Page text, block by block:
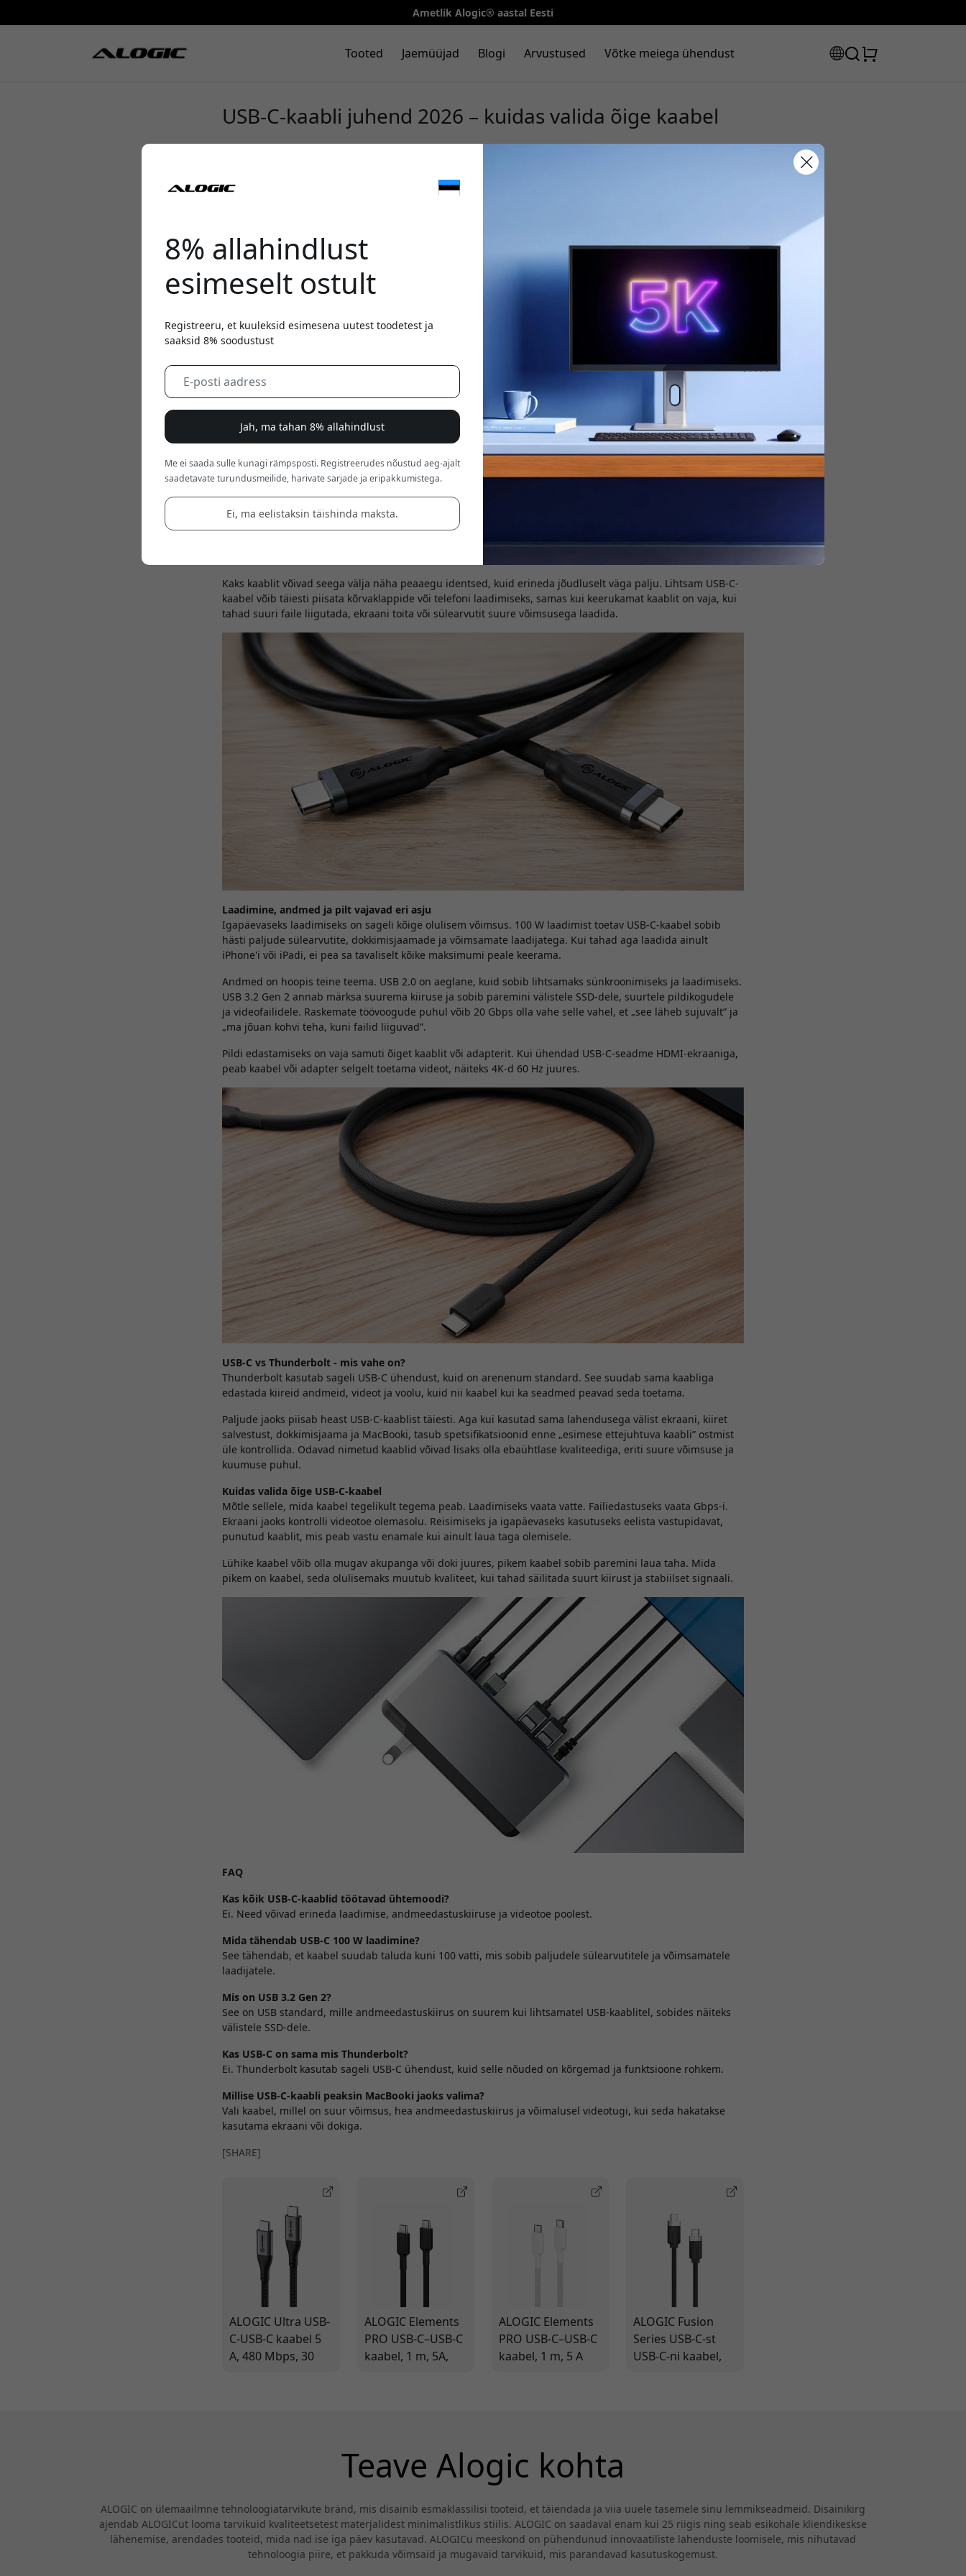
Ametlik Alogic® aastal Eesti
Tooted Jaemüüjad Blogi Arvustused Võtke meiega ühendust
USB-C-kaabli juhend 2026 – kuidas valida õige kaabel
May 22, 2026
USB-C näeb pealtnäha lihtne välja. Sama väike ühendus mõlemas otsas, pööratav ja mugav. Aga siin tuleb
klassikaline tehnika lõks: kõik USB-C-kaablid ei tee üht ja sama asja. Üks kaabel võib olla ideaalne telefoni
laadimiseks, samas kui teine tuleb toime välise SSD, ekraani, dokkimisjaama ja suure võimsusega MacBooki
jaoks.
Oluline on mõista, et USB-C kirjeldab ainult ühendust ennast. See ei ütle automaatselt, kui kiire kaabel on,
Kaks kaablit võivad seega välja näha peaaegu identsed, kuid erineda jõudluselt väga palju. Lihtsam USB-C-
kaabel võib täiesti piisata kõrvaklappide või telefoni laadimiseks, samas kui keerukamat kaablit on vaja, kui
tahad suuri faile liigutada, ekraani toita või sülearvutit suure võimsusega laadida.
Laadimine, andmed ja pilt vajavad eri asju
Igapäevaseks laadimiseks on sageli kõige olulisem võimsus. 100 W laadimist toetav USB-C-kaabel sobib
hästi paljude sülearvutite, dokkimisjaamade ja võimsamate laadijatega. Kui tahad aga laadida ainult
iPhone'i või iPadi, ei pea sa tavaliselt kõike maksimumi peale keerama.
Andmed on hoopis teine teema. USB 2.0 on aeglane, kuid sobib lihtsamaks sünkroonimiseks ja laadimiseks.
USB 3.2 Gen 2 annab märksa suurema kiiruse ja sobib paremini välistele SSD-dele, suurtele pildikogudele
ja videofailidele. Raskemate töövoogude puhul võib 20 Gbps olla vahe selle vahel, et „see läheb sujuvalt” ja
„ma jõuan kohvi teha, kuni failid liiguvad”.
Pildi edastamiseks on vaja samuti õiget kaablit või adapterit. Kui ühendad USB-C-seadme HDMI-ekraaniga,
peab kaabel või adapter selgelt toetama videot, näiteks 4K-d 60 Hz juures.
USB-C vs Thunderbolt - mis vahe on?
Thunderbolt kasutab sageli USB-C ühendust, kuid on arenenum standard. See suudab sama kaabliga
edastada kiireid andmeid, videot ja voolu, kuid nii kaabel kui ka seadmed peavad seda toetama.
Paljude jaoks piisab heast USB-C-kaablist täiesti. Aga kui kasutad sama lahendusega välist ekraani, kiiret
salvestust, dokkimisjaama ja MacBooki, tasub spetsifikatsioonid enne „esimese ettejuhtuva kaabli” ostmist
üle kontrollida. Odavad nimetud kaablid võivad lisaks olla ebaühtlase kvaliteediga, eriti suure võimsuse ja
kuumuse puhul.
Kuidas valida õige USB-C-kaabel
Mõtle sellele, mida kaabel tegelikult tegema peab. Laadimiseks vaata vatte. Failiedastuseks vaata Gbps-i.
Ekraani jaoks kontrolli videotoe olemasolu. Reisimiseks ja igapäevaseks kasutuseks eelista vastupidavat,
punutud kaablit, mis peab vastu enamale kui ainult laua taga olemisele.
Lühike kaabel võib olla mugav akupanga või doki juures, pikem kaabel sobib paremini laua taha. Mida
pikem on kaabel, seda olulisemaks muutub kvaliteet, kui tahad säilitada suurt kiirust ja stabiilset signaali.
FAQ
Kas kõik USB-C-kaablid töötavad ühtemoodi?
Ei. Need võivad erineda laadimise, andmeedastuskiiruse ja videotoe poolest.
Mida tähendab USB-C 100 W laadimine?
See tähendab, et kaabel suudab taluda kuni 100 vatti, mis sobib paljudele sülearvutitele ja võimsamatele
laadijatele.
Mis on USB 3.2 Gen 2?
See on USB standard, mille andmeedastuskiirus on suurem kui lihtsamatel USB-kaablitel, sobides näiteks
välistele SSD-dele.
Kas USB-C on sama mis Thunderbolt?
Ei. Thunderbolt kasutab sageli USB-C ühendust, kuid selle nõuded on kõrgemad ja funktsioone rohkem.
Millise USB-C-kaabli peaksin MacBooki jaoks valima?
Vali kaabel, millel on suur võimsus, hea andmeedastuskiirus ja võimalusel videotugi, kui seda hakatakse
kasutama ekraani või dokiga.
[SHARE]
ALOGIC Ultra USB-
C-USB-C kaabel 5
A, 480 Mbps, 30
ALOGIC Elements
PRO USB-C–USB-C
kaabel, 1 m, 5A,
ALOGIC Elements
PRO USB-C–USB-C
kaabel, 1 m, 5 A
ALOGIC Fusion
Series USB-C-st
USB-C-ni kaabel,
Teave Alogic kohta
ALOGIC on ülemaailmne tehnoloogiatarvikute bränd, mis disainib esmaklassilisi tooteid, et täiendada ja viia uuele tasemele sinu lemmikseadmeid. Disainikirg
ajendab ALOGICut looma tarvikuid kvaliteetsetest materjalidest minimalistlikus stiilis. ALOGIC on saadaval enam kui 25 riigis ning seab esikohale kliendikeskse
lähenemise, arendades tooteid, mida nad ise iga päev kasutavad. ALOGICu meeskond on pühendunud innovaatiliste lahenduste loomisele, mis nihutavad
tehnoloogia piire, et pakkuda võimsaid ja mugavaid tarvikuid, mis parandavad kasutuskogemust.
8% allahindlust
esimeselt ostult
Registreeru, et kuuleksid esimesena uutest toodetest ja
saaksid 8% soodustust
Jah, ma tahan 8% allahindlust
Me ei saada sulle kunagi rämpsposti. Registreerudes nõustud aeg-ajalt
saadetavate turundusmeilide, harivate sarjade ja eripakkumistega.
Ei, ma eelistaksin täishinda maksta.
Kasuta seda koodi kassas, et saada 8% allahindlust.